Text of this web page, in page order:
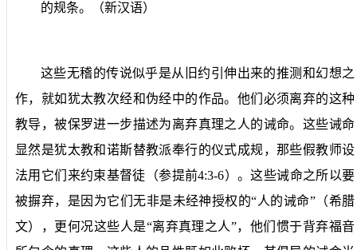
的规条。（新汉语）
这些无稽的传说似乎是从旧约引伸出来的推测和幻想之
作，就如犹太教次经和伪经中的作品。他们必须离弃的这种
教导，被保罗进一步描述为离弃真理之人的诫命。这些诫命
显然是犹太教和诺斯替教派奉行的仪式成规，那些假教师设
法用它们来约束基督徒（参提前4:3-6）。这些诫命之所以要
被摒弃，是因为它们无非是未经神授权的“人的诫命”（希腊
文），更何况这些人是“离弃真理之人”，他们惯于背弃福音